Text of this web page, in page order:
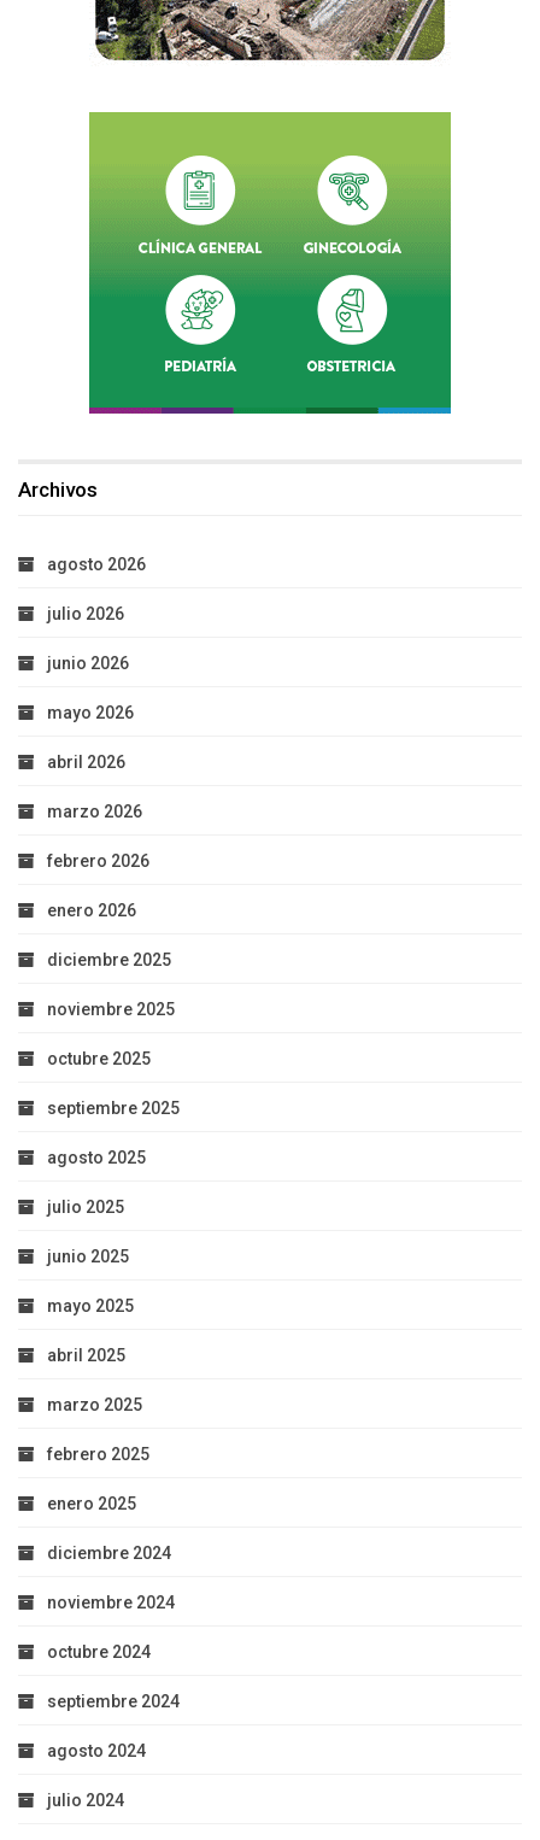
Archivos
agosto 2026
julio 2026
junio 2026
mayo 2026
abril 2026
marzo 2026
febrero 2026
enero 2026
diciembre 2025
noviembre 2025
octubre 2025
septiembre 2025
agosto 2025
julio 2025
junio 2025
mayo 2025
abril 2025
marzo 2025
febrero 2025
enero 2025
diciembre 2024
noviembre 2024
octubre 2024
septiembre 2024
agosto 2024
julio 2024